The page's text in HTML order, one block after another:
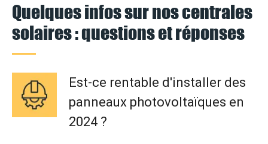
Quelques infos sur nos centrales
solaires : questions et réponses
Est-ce rentable d'installer des
panneaux photovoltaïques en
2024 ?